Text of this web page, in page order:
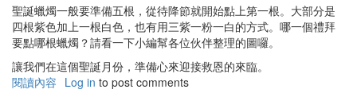
聖誕蠟燭一般要準備五根，從待降節就開始點上第一根。大部分是
四根紫色加上一根白色，也有用三紫一粉一白的方式。哪一個禮拜
要點哪根蠟燭？請看一下小編幫各位伙伴整理的圖囉。
讓我們在這個聖誕月份，準備心來迎接救恩的來臨。
閱讀內容 有Log in to post comments